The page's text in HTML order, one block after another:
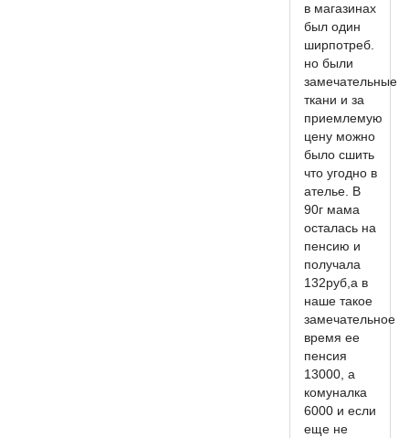
в магазинах
был один
ширпотреб.
но были
замечательные
ткани и за
приемлемую
цену можно
было сшить
что угодно в
ателье. В
90г мама
осталась на
пенсию и
получала
132руб,а в
наше такое
замечательное
время ее
пенсия
13000, а
комуналка
6000 и если
еще не